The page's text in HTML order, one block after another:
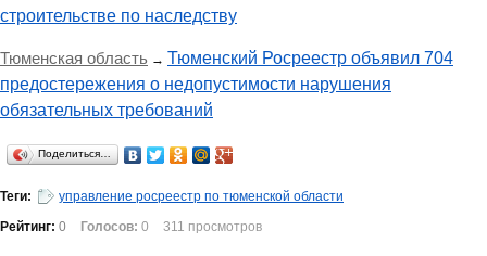
строительстве по наследству
Тюменская область → Тюменский Росреестр объявил 704
предостережения о недопустимости нарушения
обязательных требований
Поделиться…
Теги:
управление росреестр по тюменской области
Рейтинг: 0 Голосов: 0 311 просмотров